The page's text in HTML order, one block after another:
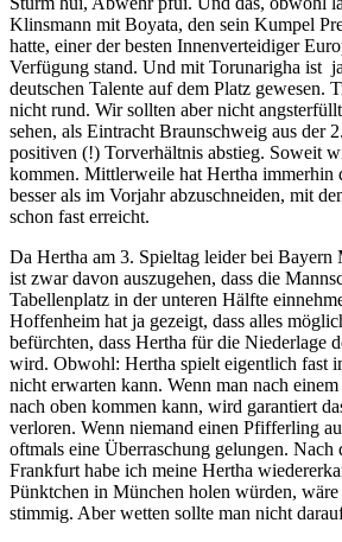
Klinsmann mit Boyata, den sein Kumpel
hatte, einer der besten Innenverteidiger
Verfügung stand. Und mit Torunarigha ist
deutschen Talente auf dem Platz gewesen.
nicht rund. Wir sollten aber nicht
sehen, als Eintracht Braunschweig aus der
positiven (!) Torverhältnis abstieg. Soweit
kommen. Mittlerweile hat Hertha immerhin
besser als im Vorjahr abzuschneiden, mit
schon fast erreicht.
Da Hertha am 3. Spieltag leider bei Bayern
ist zwar davon auszugehen, dass die
Tabellenplatz in der unteren Hälfte
Hoffenheim hat ja gezeigt, dass alles
befürchten, dass Hertha für die Niederlage
wird. Obwohl: Hertha spielt eigentlich fast
nicht erwarten kann. Wenn man nach
nach oben kommen kann, wird garantiert
verloren. Wenn niemand einen Pfifferling
oftmals eine Überraschung gelungen. Nach
Frankfurt habe ich meine Hertha
Pünktchen in München holen würden,
stimmig. Aber wetten sollte man nicht